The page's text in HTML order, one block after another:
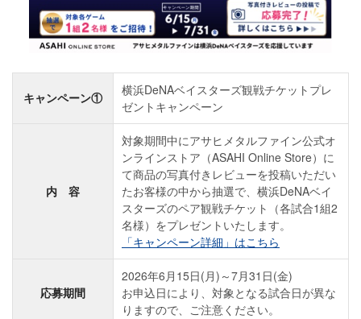
キャンペーン①
横浜DeNAベイスターズ観戦チケットプレ
ゼントキャンペーン
内 容
対象期間中にアサヒメタルファイン公式オ
ンラインストア（ASAHI Online Store）に
て商品の写真付きレビューを投稿いただい
たお客様の中から抽選で、横浜DeNAベイ
スターズのペア観戦チケット（各試合1組2
名様）をプレゼントいたします。
「キャンペーン詳細」はこちら
応募期間
2026年6月15日(月)～7月31日(金)
お申込日により、対象となる試合日が異な
りますので、ご注意ください。